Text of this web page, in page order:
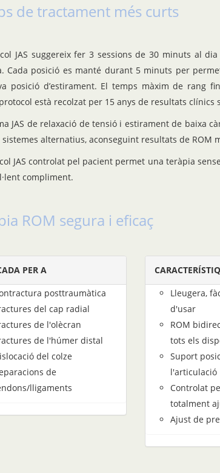
de tractament més curts
JAS suggereix fer 3 sessions de 30 minuts al
Cada posició es manté durant 5 minuts per
posició d’estirament. El temps màxim de rang
està recolzat per 15 anys de resultats
JAS de relaxació de tensió i estirament de baixa
alternatius, aconseguint resultats de ROM
JAS controlat pel pacient permet una teràpia
compliment.
ROM segura i eficaç
PER A
posttraumàtica
del cap radial
de l'olècran
de l'húmer distal
del colze
de
lligaments
Lleugera,
d'usar
ROM
tots els
Suport
l'articulació
Controlat
totalment
Ajust de